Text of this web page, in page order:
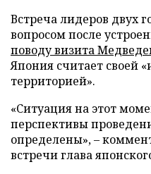
Встреча лидеров двух
вопросом после
поводу визита
Япония считает своей
территорией».
«Ситуация на этот
перспективы
определены», –
встречи глава